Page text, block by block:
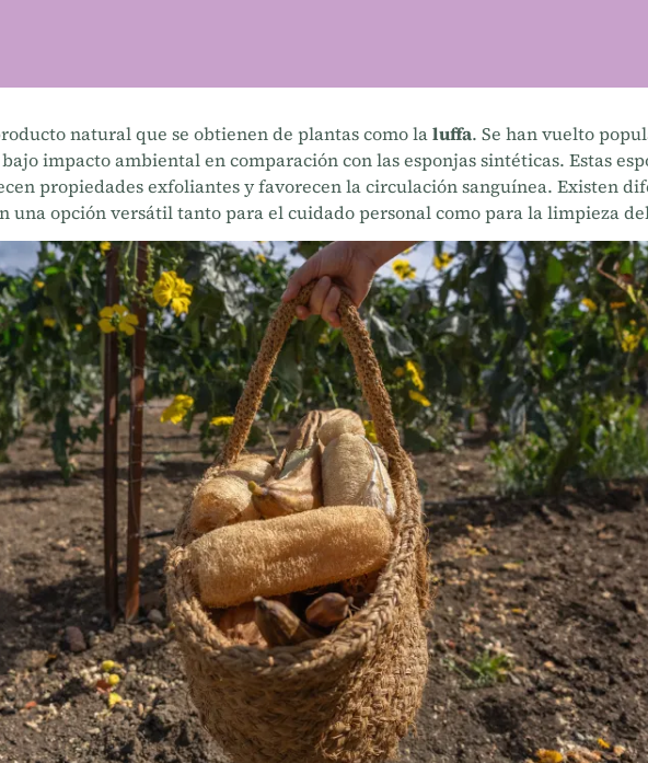
natural que se obtienen de plantas como laluffa. Se han vuelto
impacto ambiental en comparación con las esponjas sintéticas. Estas
propiedades exfoliantes y favorecen la circulación sanguínea. Existen
una opción versátil tanto para el cuidado personal como para la limpieza